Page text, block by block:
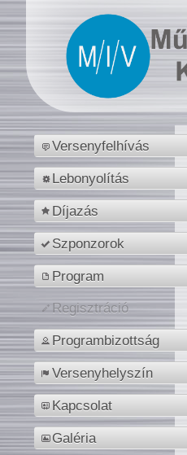
Versenyfelhívás
Lebonyolítás
Díjazás
Szponzorok
Program
Regisztráció
Programbizottság
Versenyhelyszín
Kapcsolat
Galéria